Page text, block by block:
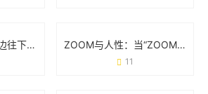
遇到“一边揉捏胸一边往下摸怎么办”？这些实用建议必须收藏 ZOOM与人性：当“ZOOM情”成为日常的生存法则
11